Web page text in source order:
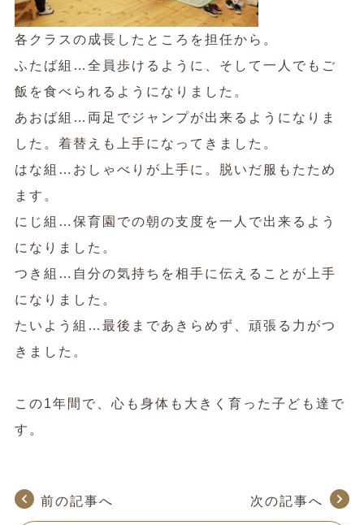
各クラスの成長したところを担任から。
ふたば組…全員歩けるように、そして一人でもご
飯を食べられるようになりました。
あおば組…両足でジャンプが出来るようになりま
した。着替えも上手になってきました。
はな組…おしゃべりが上手に。脱いだ服もたため
ます。
にじ組…保育園での朝の支度を一人で出来るよう
になりました。
つき組…自分の気持ちを相手に伝えることが上手
になりました。
たいよう組…最後まであきらめず、頑張る力がつ
きました。
この1年間で、心も身体も大きく育った子ども達で
す。
前の記事へ 次の記事へ